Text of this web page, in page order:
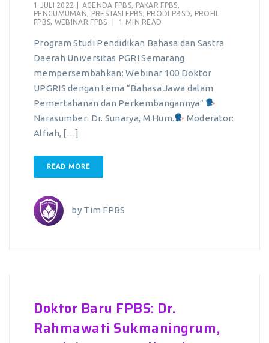
1 JULI 2022 AGENDA FPBS, PAKAR FPBS,
PENGUMUMAN, PRESTASI FPBS, PRODI PBSD, PROFIL
FPBS, WEBINAR FPBS 1 MIN READ
Program Studi Pendidikan Bahasa dan Sastra
Daerah Universitas PGRI Semarang
mempersembahkan: Webinar 100 Doktor
UPGRIS dengan tema “Bahasa Jawa dalam
Pemertahanan dan Perkembangannya”
Narasumber: Dr. Sunarya, M.Hum.
Moderator:
Alfiah, […]
READ MORE
by Tim FPBS
Doktor Baru FPBS: Dr.
Rahmawati Sukmaningrum,